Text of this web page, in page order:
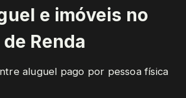
e imóveis no
Renda
aluguel pago por pessoa física